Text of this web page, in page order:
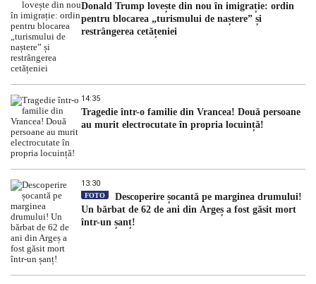
Donald Trump lovește din nou în imigrație: ordin
pentru blocarea „turismului de naștere” și
restrângerea cetățeniei
14:35
Tragedie într-o familie din Vrancea! Două persoane
au murit electrocutate în propria locuință!
13:30
FOTO
Descoperire șocantă pe marginea drumului!
Un bărbat de 62 de ani din Argeș a fost găsit mort
într-un șanț!